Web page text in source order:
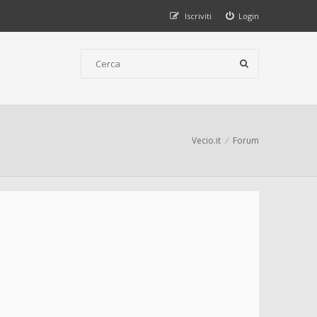
Login
Iscriviti
Vecio.it Forum